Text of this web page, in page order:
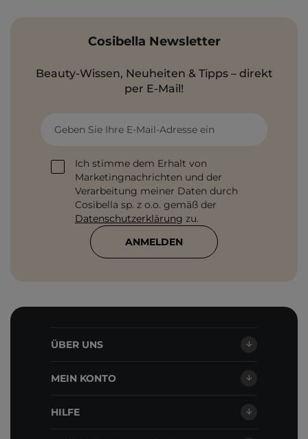
Cosibella Newsletter
Beauty-Wissen, Neuheiten & Tipps – direkt
per E-Mail!
Geben Sie Ihre E-Mail-Adresse ein
Ich stimme dem Erhalt von
Marketingnachrichten und der
Verarbeitung meiner Daten durch
Cosibella sp. z o.o. gemäß der
Datenschutzerklärung zu.
ANMELDEN
ÜBER UNS
MEIN KONTO
HILFE